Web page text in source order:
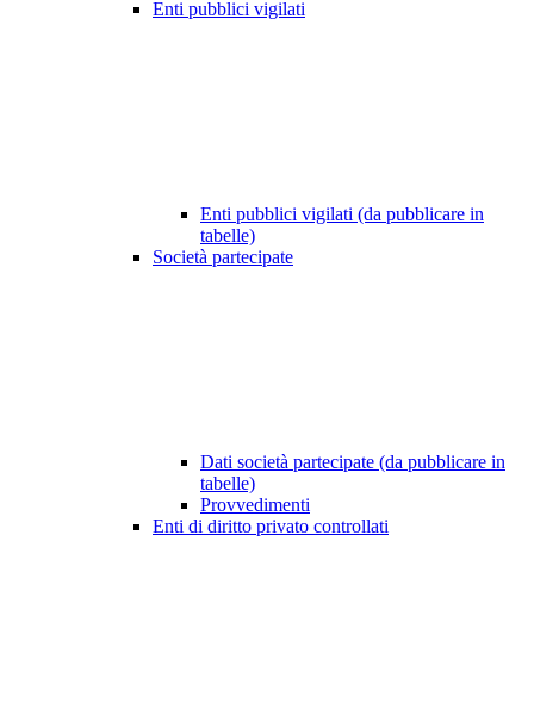
Enti pubblici vigilati
Enti pubblici vigilati (da pubblicare in
tabelle)
Società partecipate
Dati società partecipate (da pubblicare in
tabelle)
Provvedimenti
Enti di diritto privato controllati